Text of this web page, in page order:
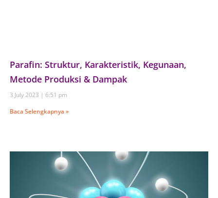
Parafin: Struktur, Karakteristik, Kegunaan,
Metode Produksi & Dampak
3 July 2023
6:51 pm
Baca Selengkapnya »